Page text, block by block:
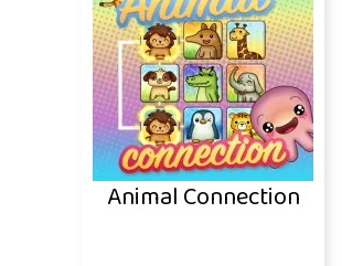
Animal Connection